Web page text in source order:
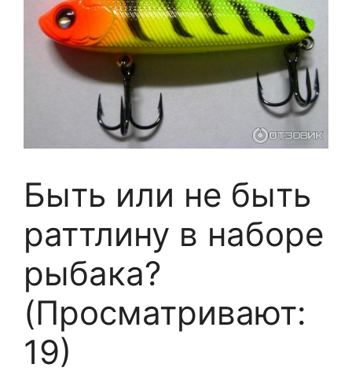
Быть или не быть
раттлину в наборе
рыбака?
(Просматривают:
19)